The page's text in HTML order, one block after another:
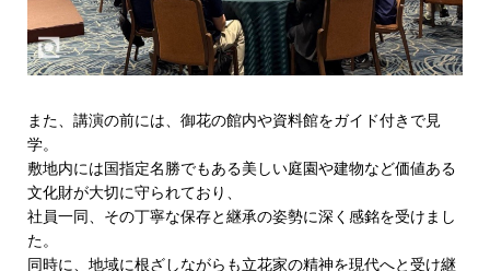
また、講演の前には、御花の館内や資料館をガイド付きで見
学。
敷地内には国指定名勝でもある美しい庭園や建物など価値ある
文化財が大切に守られており、
社員一同、その丁寧な保存と継承の姿勢に深く感銘を受けまし
た。
同時に、地域に根ざしながらも立花家の精神を現代へと受け継